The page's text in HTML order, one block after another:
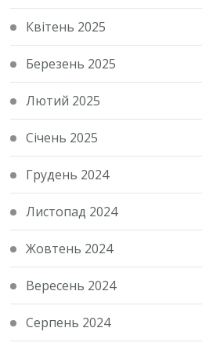
Квітень 2025
Березень 2025
Лютий 2025
Січень 2025
Грудень 2024
Листопад 2024
Жовтень 2024
Вересень 2024
Серпень 2024